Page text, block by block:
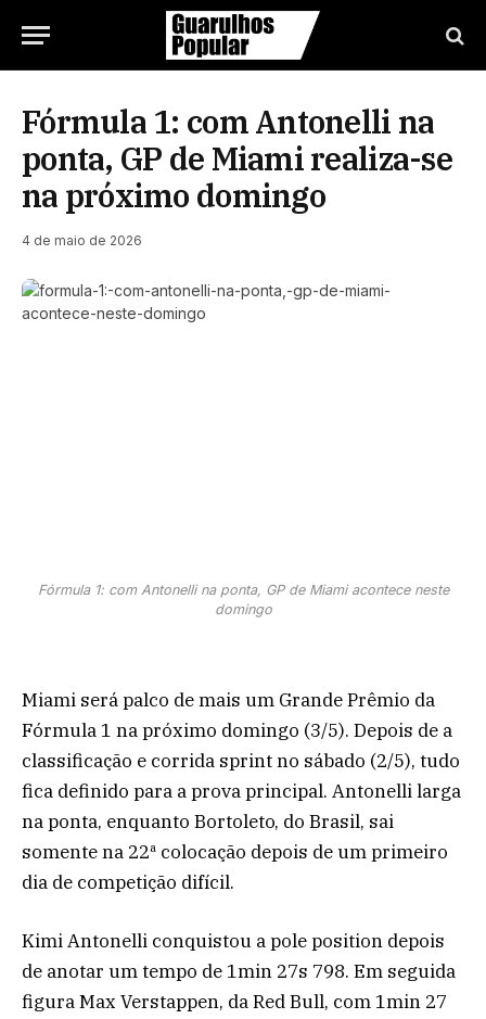
Fórmula 1: com Antonelli na
ponta, GP de Miami realiza-se
na próximo domingo
4 de maio de 2026
Fórmula 1: com Antonelli na ponta, GP de Miami acontece neste
domingo
Miami será palco de mais um Grande Prêmio da
Fórmula 1 na próximo domingo (3/5). Depois de a
classificação e corrida sprint no sábado (2/5), tudo
fica definido para a prova principal. Antonelli larga
na ponta, enquanto Bortoleto, do Brasil, sai
somente na 22ª colocação depois de um primeiro
dia de competição difícil.
Kimi Antonelli conquistou a pole position depois
de anotar um tempo de 1min 27s 798. Em seguida
figura Max Verstappen, da Red Bull, com 1min 27